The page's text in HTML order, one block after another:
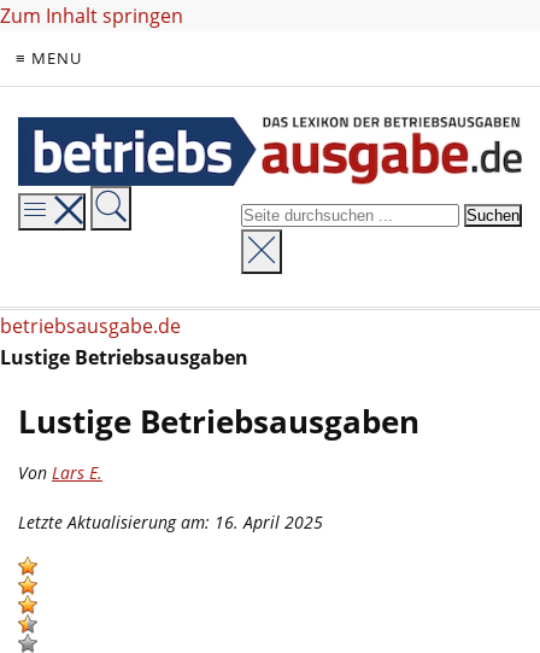
Zum Inhalt springen
≡ MENU
betriebsausgabe.de
Lustige Betriebsausgaben
Lustige Betriebsausgaben
Von Lars E.
Letzte Aktualisierung am: 16. April 2025